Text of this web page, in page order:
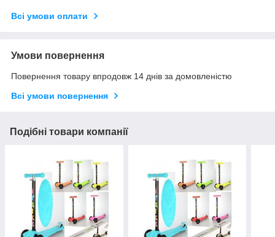
Всі умови оплати
Умови повернення
Повернення товару впродовж 14 днів за домовленістю
Всі умови повернення
Подібні товари компанії